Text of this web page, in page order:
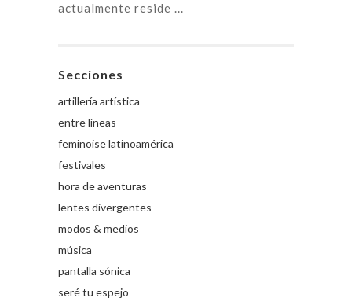
actualmente reside ...
Secciones
artillería artística
entre líneas
feminoise latinoamérica
festivales
hora de aventuras
lentes divergentes
modos & medios
música
pantalla sónica
seré tu espejo